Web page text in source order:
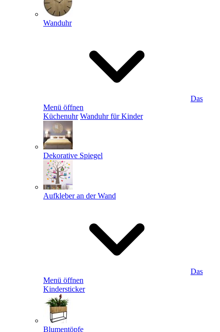
Wanduhr
Das
Menü öffnen
Küchenuhr Wanduhr für Kinder
Dekorative Spiegel
Aufkleber an der Wand
Das
Menü öffnen
Kindersticker
Blumentöpfe